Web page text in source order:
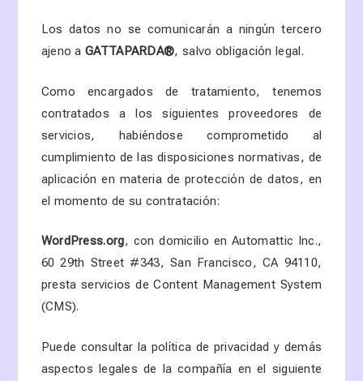
Los datos no se comunicarán a ningún tercero
ajeno aGATTAPARDA®, salvo obligación legal.
Como encargados de tratamiento, tenemos
contratados a los siguientes proveedores de
servicios, habiéndose comprometido al
cumplimiento de las disposiciones normativas, de
aplicación en materia de protección de datos, en
el momento de su contratación:
WordPress.org, con domicilio enAutomattic Inc.,
60 29th Street #343, San Francisco, CA 94110,
presta servicios de Content Management System
(CMS).
Puede consultar la política de privacidad y demás
aspectos legales de la compañía en el siguiente